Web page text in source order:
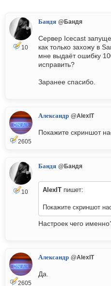
10
Бандя @Бандя
Сервер Icecast
как только захожу в
мне выдаёт ошибку
исправить?
Заранее спасибо.
2605
Александр @AlexIT
Покажите скриншот
10
Бандя @Бандя
AlexIT пишет:
Покажите скриншот
Настроек чего
2605
Александр @AlexIT
Да.